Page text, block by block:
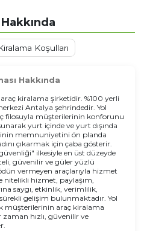
Koşulları
Hakkında
kiralama şirketidir. %100 yerli
Antalya şehrindedir. Yol
filosuyla müşterilerinin konforunu
yurt içinde ve yurt dışında
memnuniyetini ön planda
çıkarmak için çaba gösterir.
ilkesiyle en üst düzeyde
güvenilir ve güler yüzlü
vermeyen araçlarıyla hizmet
nitelikli hizmet, paylaşım,
saygı, etkinlik, verimlilik,
gelişim bulunmaktadır. Yol
müşterilerinin araç kiralama
zaman hızlı, güvenilir ve